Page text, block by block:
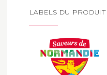
LABELS DU PRODUIT